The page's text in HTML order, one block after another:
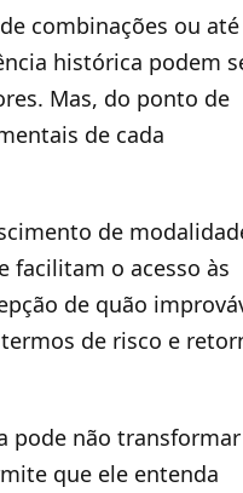
combinações ou
histórica podem
Mas, do ponto de
de cada
de
facilitam o acesso às
de quão
de risco e
pode não
que ele entenda